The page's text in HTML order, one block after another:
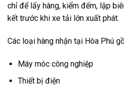
chỉ để lấy hàng, kiểm đếm, lập
kết trước khi xe tải lớn xuất phát.
Các loại hàng nhận tại Hòa Phú
Máy móc công nghiệp
Thiết bị điện